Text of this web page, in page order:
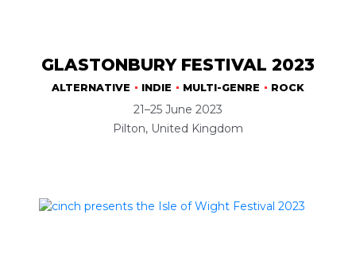
GLASTONBURY FESTIVAL 2023
ALTERNATIVE INDIE MULTI-GENRE ROCK
21–25 June 2023
Pilton, United Kingdom